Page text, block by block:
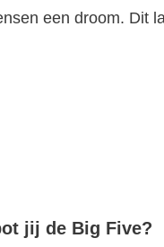
een droom. Dit
jij de Big Five?